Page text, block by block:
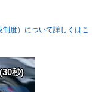
度）について詳しくはこ
秒)